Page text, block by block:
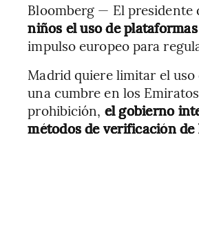
Bloomberg — El presidente
niños el uso de
impulso europeo para
Madrid quiere limitar el uso
una cumbre en los
prohibición, el gobierno
métodos de verificación de